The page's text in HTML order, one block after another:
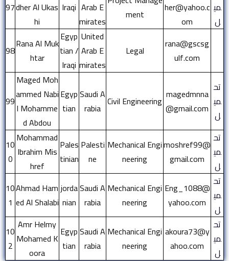
مي
ل
her@yahoo.c
om
ment
Arab E
mirates
Iraqi
dher Al Ukas
hi
97
rana@gscsg
ulf.com
Legal
United
Arab E
mirates
Egyp
tian /
Iraqi
Rana Al Muk
htar
98
تح
مي
ل
magedmnna
@gmail.com
Civil Engineering
Saudi A
rabia
Egyp
tian
Maged Moh
ammed Nabi
l Mohamme
d Abdou
99
تح
مي
ل
moshref99@
gmail.com
Mechanical Engi
neering
Palesti
ne
Pales
tinian
Mohammad
Ibrahim Mis
href
10
0
تح
مي
ل
Eng_1088@
yahoo.com
Mechanical Engi
neering
Saudi A
rabia
jorda
nian
Ahmad Ham
ed Al Shalabi
10
1
تح
مي
ل
akoura73@y
ahoo.com
Mechanical Engi
neering
Saudi A
rabia
Egyp
tian
Amr Helmy
Mohamed K
oora
10
2